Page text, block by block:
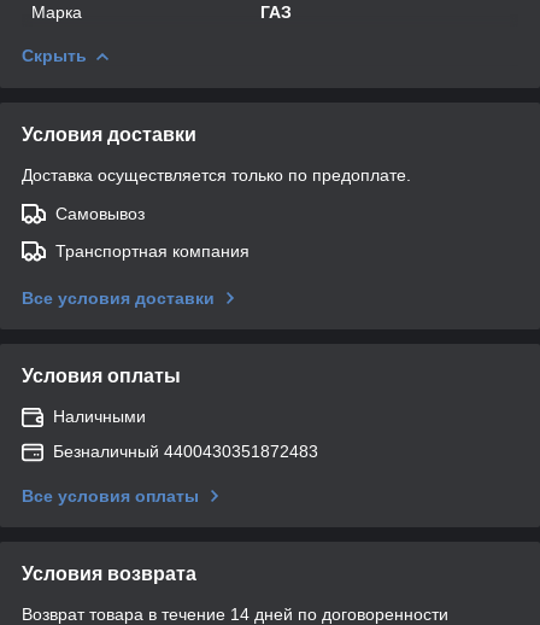
Марка
ГАЗ
Скрыть
Условия доставки
Доставка осуществляется только по предоплате.
Самовывоз
Транспортная компания
Все условия доставки
Условия оплаты
Наличными
Безналичный 4400430351872483
Все условия оплаты
Условия возврата
Возврат товара в течение 14 дней по договоренности